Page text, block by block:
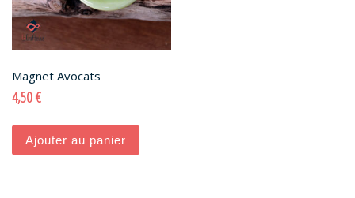
Magnet Avocats
4,50€
Ajouter au panier